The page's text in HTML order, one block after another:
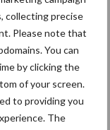
collecting precise
Please note that
You can
by clicking the
of your screen.
to providing you
The
in